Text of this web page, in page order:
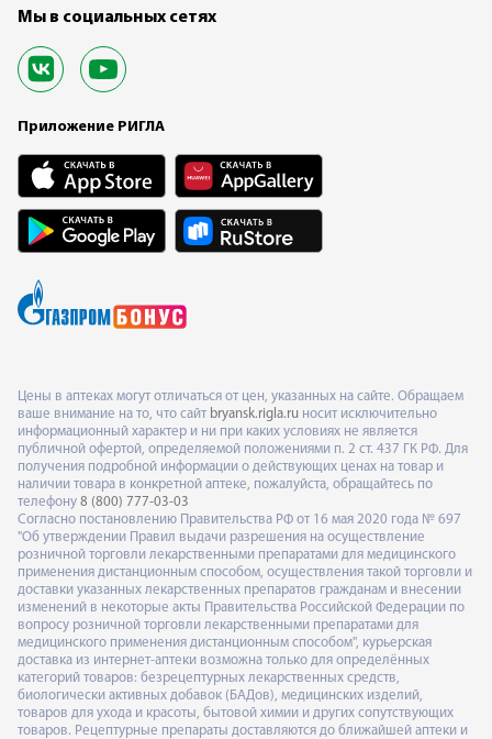
Мы в социальных сетях
Приложение РИГЛА
Цены в аптеках могут отличаться от цен, указанных на сайте. Обращаем
ваше внимание на то, что сайт bryansk.rigla.ru носит исключительно
информационный характер и ни при каких условиях не является
публичной офертой, определяемой положениями п. 2 ст. 437 ГК РФ. Для
получения подробной информации о действующих ценах на товар и
наличии товара в конкретной аптеке, пожалуйста, обращайтесь по
телефону 8 (800) 777-03-03
Согласно постановлению Правительства РФ от 16 мая 2020 года № 697
"Об утверждении Правил выдачи разрешения на осуществление
розничной торговли лекарственными препаратами для медицинского
применения дистанционным способом, осуществления такой торговли и
доставки указанных лекарственных препаратов гражданам и внесении
изменений в некоторые акты Правительства Российской Федерации по
вопросу розничной торговли лекарственными препаратами для
медицинского применения дистанционным способом", курьерская
доставка из интернет-аптеки возможна только для определённых
категорий товаров: безрецептурных лекарственных средств,
биологически активных добавок (БАДов), медицинских изделий,
товаров для ухода и красоты, бытовой химии и других сопутствующих
товаров. Рецептурные препараты доставляются до ближайшей аптеки и